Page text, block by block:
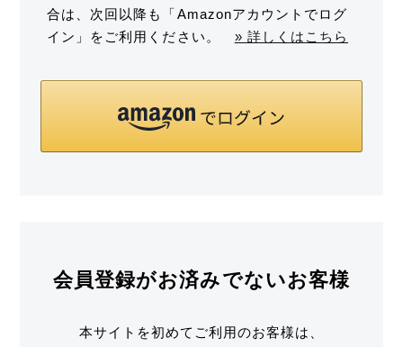
合は、次回以降も「Amazonアカウントでログ
イン」をご利用ください。 » 詳しくはこちら
会員登録がお済みでないお客様
本サイトを初めてご利用のお客様は、